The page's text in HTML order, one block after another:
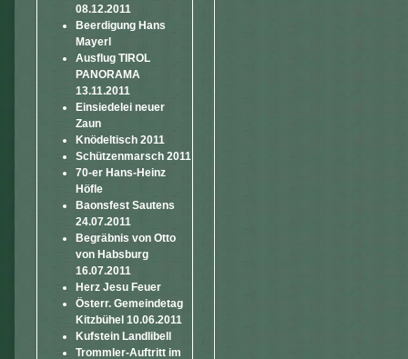
08.12.2011
Beerdigung Hans
Mayerl
Ausflug TIROL
PANORAMA
13.11.2011
Einsiedelei neuer
Zaun
Knödeltisch 2011
Schützenmarsch 2011
70-er Hans-Heinz
Höfle
Baonsfest Sautens
24.07.2011
Begräbnis von Otto
von Habsburg
16.07.2011
Herz Jesu Feuer
Österr. Gemeindetag
Kitzbühel 10.06.2011
Kufstein Landlibell
Trommler-Auftritt im